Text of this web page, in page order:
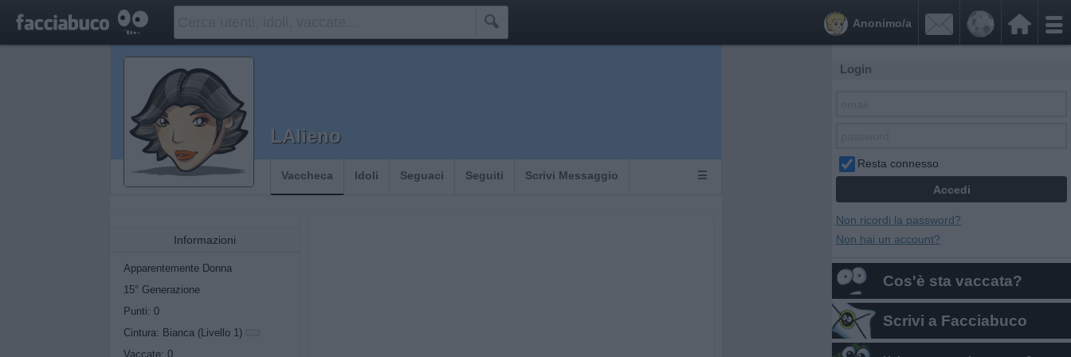
 

Anonimo/a
LAlieno
Vaccheca Idoli Seguaci Seguiti Scrivi Messaggio ☰
Informazioni
Apparentemente Donna
15° Generazione
Punti: 0
Cintura: Bianca (Livello 1)
Vaccate: 0
Login
Resta connesso
Non ricordi la password?
Non hai un account?
Cos'è sta vaccata?
Scrivi a Facciabuco